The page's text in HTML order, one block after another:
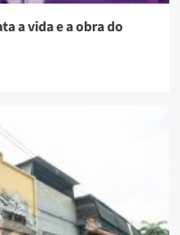
a vida e a obra do